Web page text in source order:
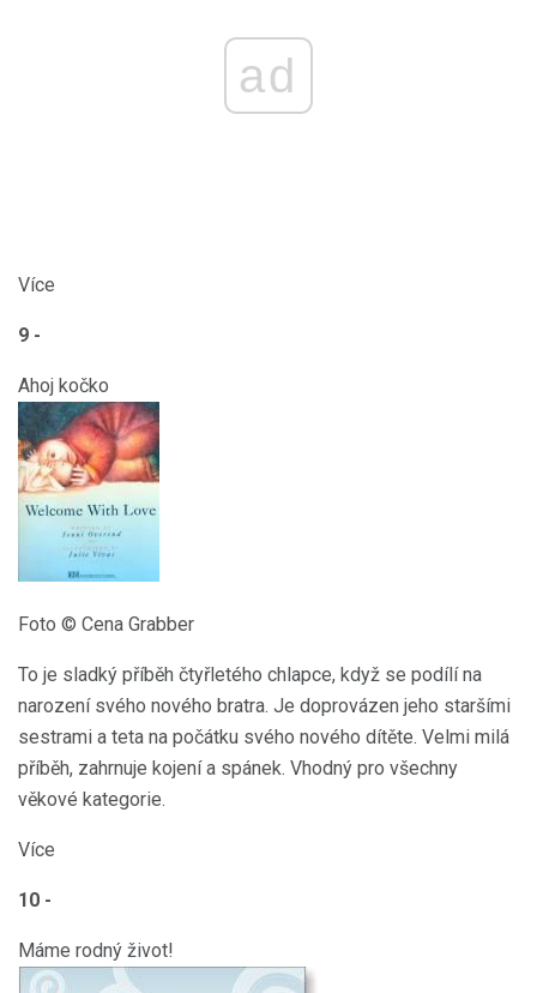
ad
Více
9 -
Ahoj kočko
Foto © Cena Grabber
To je sladký příběh čtyřletého chlapce, když se podílí na
narození svého nového bratra. Je doprovázen jeho staršími
sestrami a teta na počátku svého nového dítěte. Velmi milá
příběh, zahrnuje kojení a spánek. Vhodný pro všechny
věkové kategorie.
Více
10 -
Máme rodný život!